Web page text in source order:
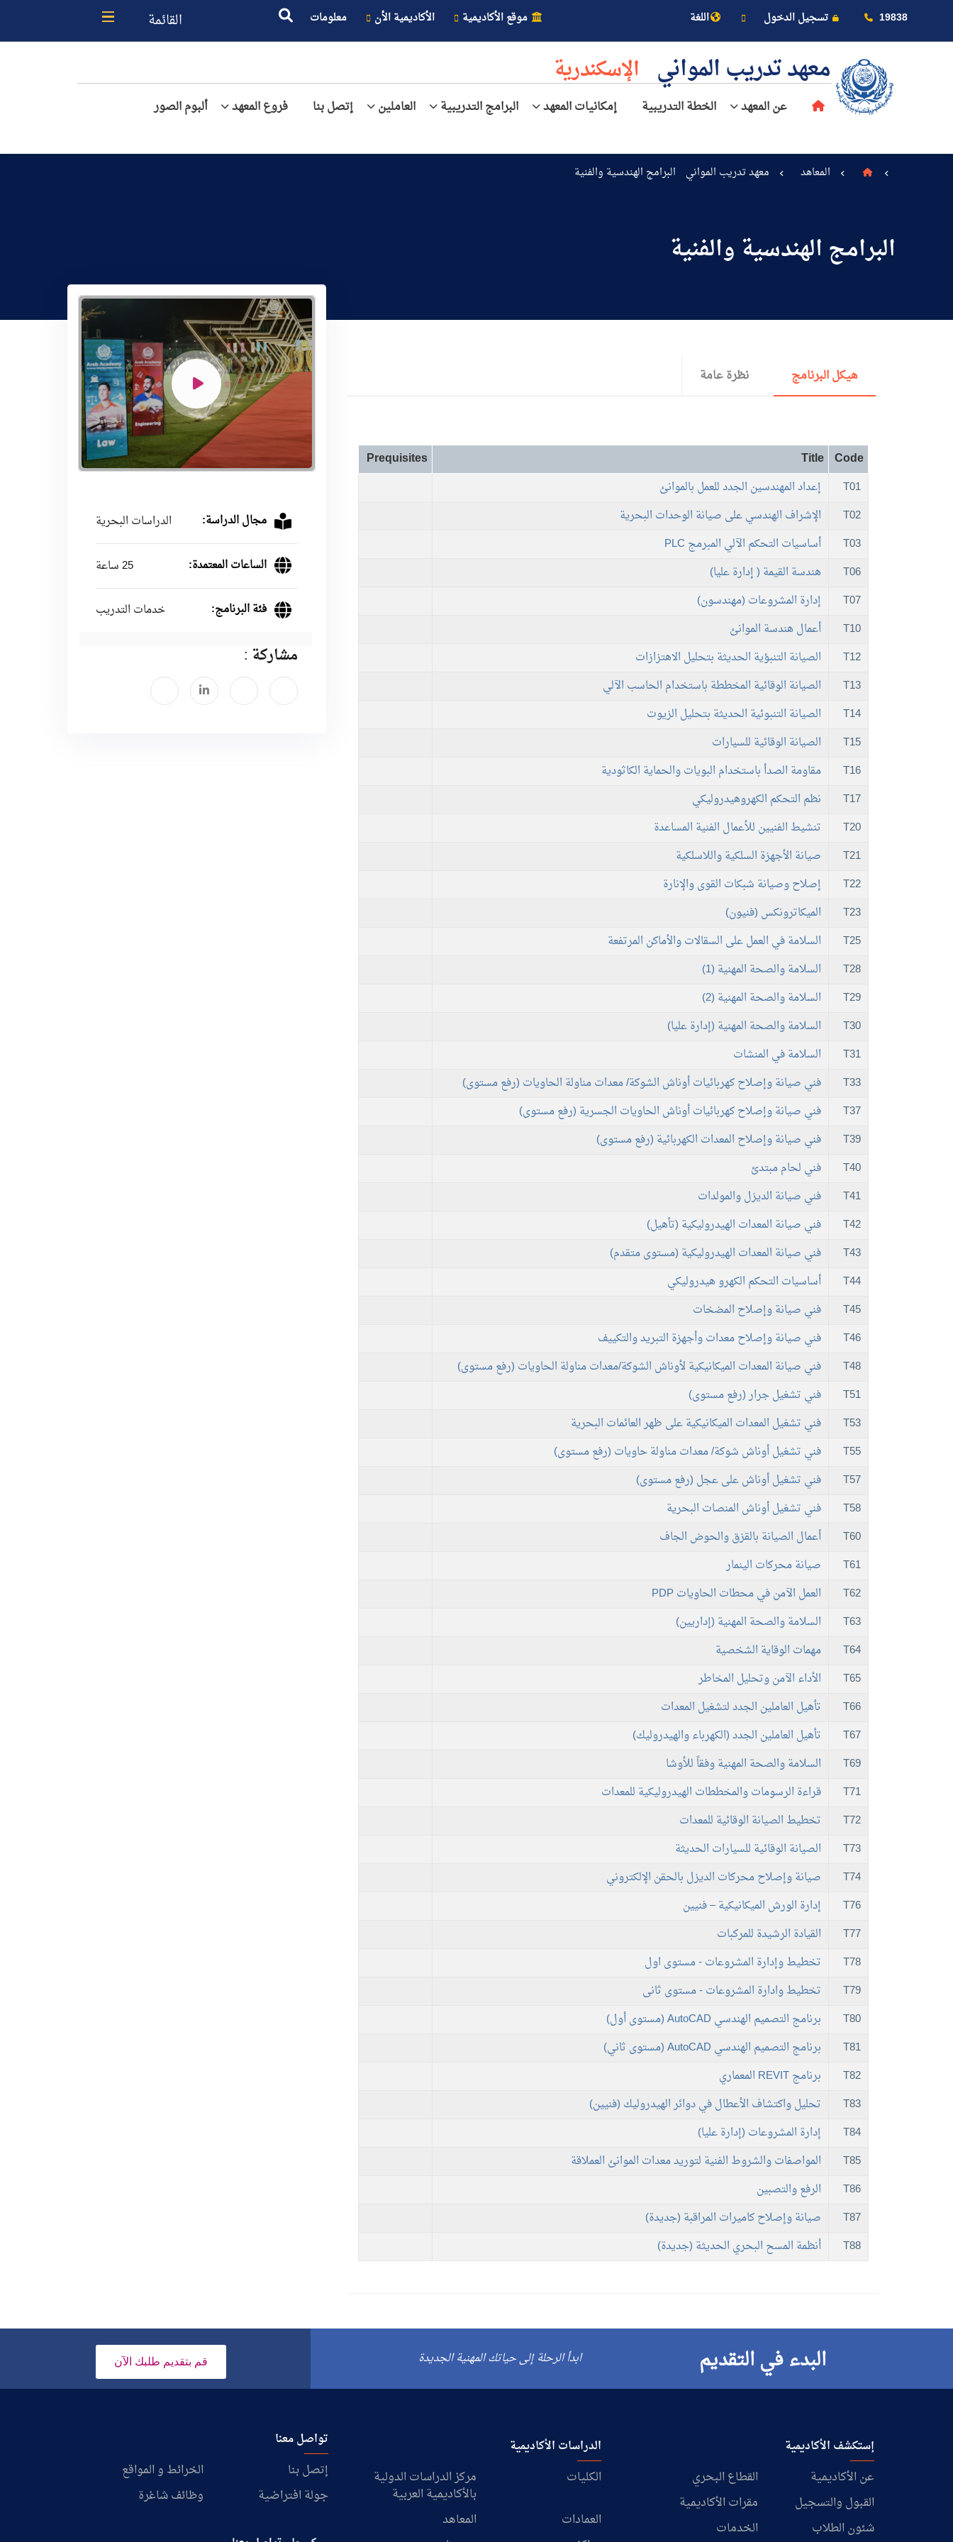
19838 تسجيل الدخول اللغة موقع الأكاديمية الأكاديمية الأن معلومات القائمة
القبول والتسجيل
الدراسات الأكاديمية
البحث العلمي
التدريب والخدمة المجتمعية
الإستشارات
معهد تدريب المواني الإسكندرية
عن المعهد الخطة التدريبية إمكانيات المعهد البرامج التدريبية العاملين إتصل بنا فروع المعهد ألبوم الصور
المعاهد معهد تدريب المواني البرامج الهندسية والفنية
البرامج الهندسية والفنية
هيكل البرنامج نظرة عامة
Code
Title
Prequisites
T01
إعداد المهندسين الجدد للعمل بالموانئ
T02
الإشراف الهندسي على صيانة الوحدات البحرية
T03
أساسيات التحكم الآلي المبرمج PLC
T06
هندسة القيمة ( إدارة عليا)
T07
إدارة المشروعات (مهندسون)
T10
أعمال هندسة الموانئ
T12
الصيانة التنبؤية الحديثة بتحليل الاهتزازات
T13
الصيانة الوقائية المخططة باستخدام الحاسب الآلي
T14
الصيانة التنبوئية الحديثة بتحليل الزيوت
T15
الصيانة الوقائية للسيارات
T16
مقاومة الصدأ باستخدام البويات والحماية الكاثودية
T17
نظم التحكم الكهروهيدروليكي
T20
تنشيط الفنيين للأعمال الفنية المساعدة
T21
صيانة الأجهزة السلكية واللاسلكية
T22
إصلاح وصيانة شبكات القوى والإنارة
T23
الميكاترونكس (فنيون)
T25
السلامة في العمل على السقالات والأماكن المرتفعة
T28
السلامة والصحة المهنية (1)
T29
السلامة والصحة المهنية (2)
T30
السلامة والصحة المهنية (إدارة عليا)
T31
السلامة في المنشات
T33
فني صيانة وإصلاح كهربائيات أوناش الشوكة/ معدات مناولة الحاويات (رفع مستوى)
T37
فني صيانة وإصلاح كهربائيات أوناش الحاويات الجسرية (رفع مستوى)
T39
فني صيانة وإصلاح المعدات الكهربائية (رفع مستوى)
T40
فني لحام مبتدئ
T41
فني صيانة الديزل والمولدات
T42
فني صيانة المعدات الهيدروليكية (تأهيل)
T43
فني صيانة المعدات الهيدروليكية (مستوى متقدم)
T44
أساسيات التحكم الكهرو هيدروليكي
T45
فني صيانة وإصلاح المضخات
T46
فني صيانة وإصلاح معدات وأجهزة التبريد والتكييف
T48
فني صيانة المعدات الميكانيكية لأوناش الشوكة/معدات مناولة الحاويات (رفع مستوى)
T51
فني تشغيل جرار (رفع مستوى)
T53
فني تشغيل المعدات الميكانيكية على ظهر العائمات البحرية
T55
فني تشغيل أوناش شوكة/ معدات مناولة حاويات (رفع مستوى)
T57
فني تشغيل أوناش على عجل (رفع مستوى)
T58
فني تشغيل أوناش المنصات البحرية
T60
أعمال الصيانة بالقزق والحوض الجاف
T61
صيانة محركات الينمار
T62
العمل الآمن في محطات الحاويات PDP
T63
السلامة والصحة المهنية (إداريين)
T64
مهمات الوقاية الشخصية
T65
الأداء الآمن وتحليل المخاطر
T66
تأهيل العاملين الجدد لتشغيل المعدات
T67
تأهيل العاملين الجدد (الكهرباء والهيدروليك)
T69
السلامة والصحة المهنية وفقاً للأوشا
T71
قراءة الرسومات والمخططات الهيدروليكية للمعدات
T72
تخطيط الصيانة الوقائية للمعدات
T73
الصيانة الوقائية للسيارات الحديثة
T74
صيانة وإصلاح محركات الديزل بالحقن الإلكتروني
T76
إدارة الورش الميكانيكية – فنيين
T77
القيادة الرشيدة للمركبات
T78
تخطيط وإدارة المشروعات - مستوى اول
T79
تخطيط وادارة المشروعات - مستوى ثانى
T80
برنامج التصميم الهندسي AutoCAD (مستوى أول)
T81
برنامج التصميم الهندسي AutoCAD (مستوى ثاني)
T82
برنامج REVIT المعماري
T83
تحليل واكتشاف الأعطال في دوائر الهيدروليك (فنيين)
T84
إدارة المشروعات (إدارة عليا)
T85
المواصفات والشروط الفنية لتوريد معدات الموانئ العملاقة
T86
الرفع والتصبين
T87
صيانة وإصلاح كاميرات المراقبة (جديدة)
T88
أنظمة المسح البحري الحديثة (جديدة)
مجال الدراسة: الدراسات البحرية
الساعات المعتمدة: 25 ساعة
فئة البرنامج: خدمات التدريب
مشاركة :
البدء في التقديم ابدأ الرحلة إلى حياتك المهنية الجديدة قم بتقديم طلبك الآن
إستكشف الأكاديمية
عن الأكاديمية
القطاع البحري
القبول والتسجيل
مقرات الأكاديمية
شئون الطلاب
الخدمات
الدراسات الأكاديمية
الكليات
مركز الدراسات الدولية
بالأكاديمية العربية
العمادات
المعاهد
تواصل معنا
إتصل بنا
الخرائط و المواقع
جولة افتراضية
وظائف شاغرة